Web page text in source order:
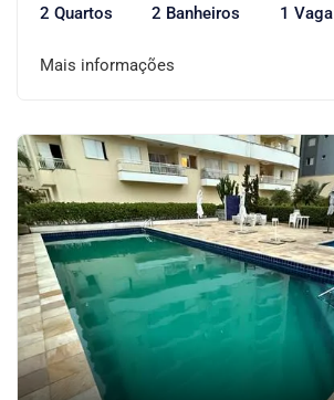
2 Quartos 2 Banheiros 1 Vaga
Mais informações